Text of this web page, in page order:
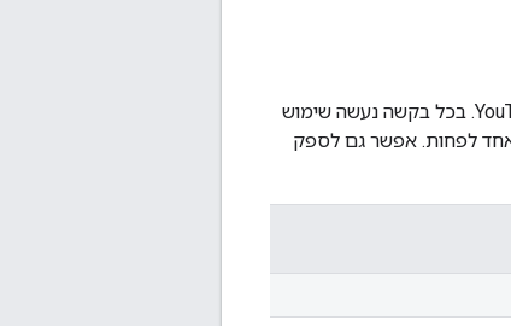
של ה-API מאפשרת לאחזר הרבה דוחות שונים של YouTube Analytics. בכל בקשה נעשה שימוש
אחד לפחות. אפשר גם לספק